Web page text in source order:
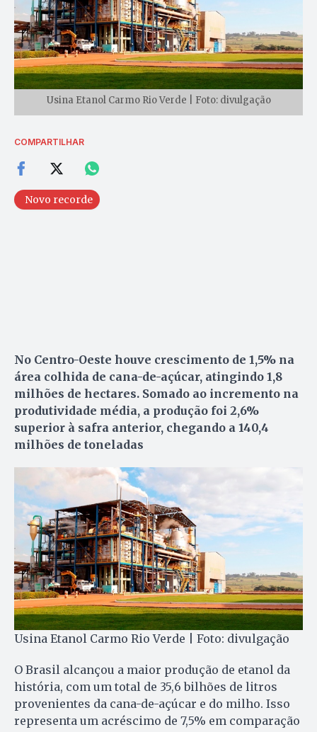
Usina Etanol Carmo Rio Verde | Foto: divulgação
COMPARTILHAR
Novo recorde
No Centro-Oeste houve crescimento de 1,5% na
área colhida de cana-de-açúcar, atingindo 1,8
milhões de hectares. Somado ao incremento na
produtividade média, a produção foi 2,6%
superior à safra anterior, chegando a 140,4
milhões de toneladas
Usina Etanol Carmo Rio Verde | Foto: divulgação
O Brasil alcançou a maior produção de etanol da
história, com um total de 35,6 bilhões de litros
provenientes da cana-de-açúcar e do milho. Isso
representa um acréscimo de 7,5% em comparação